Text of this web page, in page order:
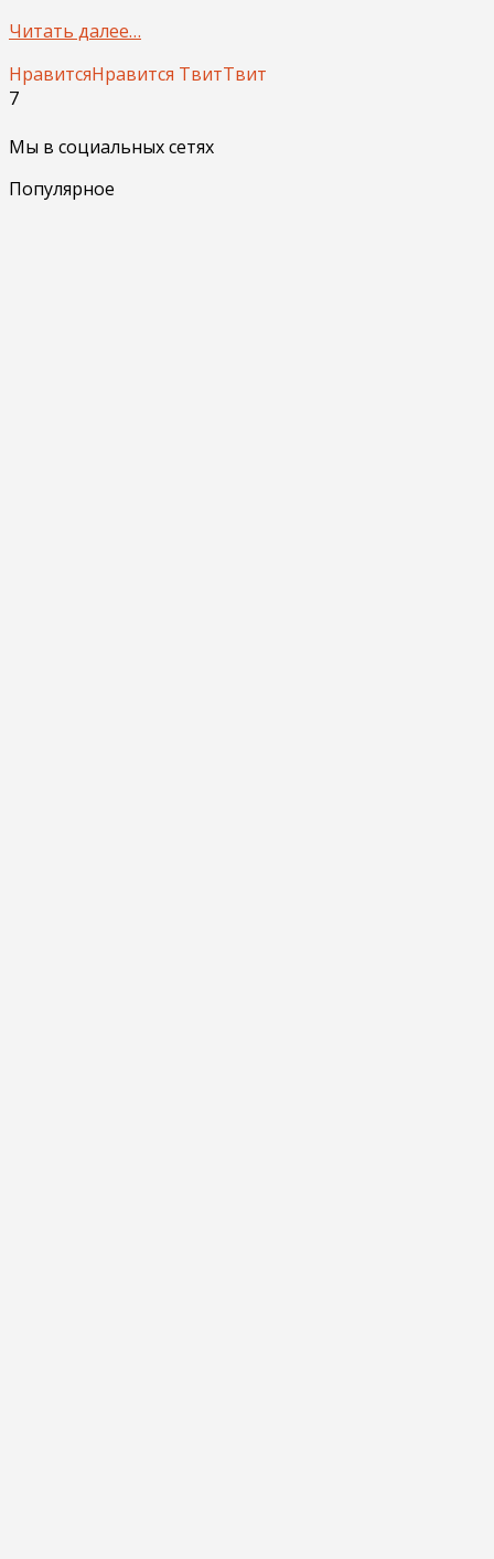
Читать далее…
НравитсяНравится ТвитТвит
7
Мы в социальных сетях
Популярное